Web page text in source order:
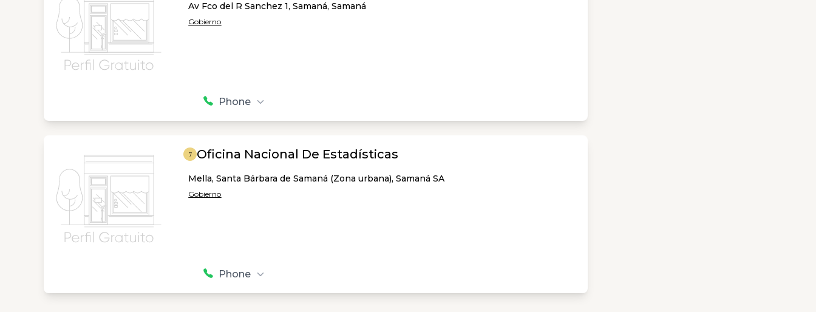
Av Fco del R Sanchez 1, Samaná, Samaná
Gobierno
Phone
7 Oficina Nacional De Estadísticas
Mella, Santa Bárbara de Samaná (Zona urbana), Samaná SA
Gobierno
Phone